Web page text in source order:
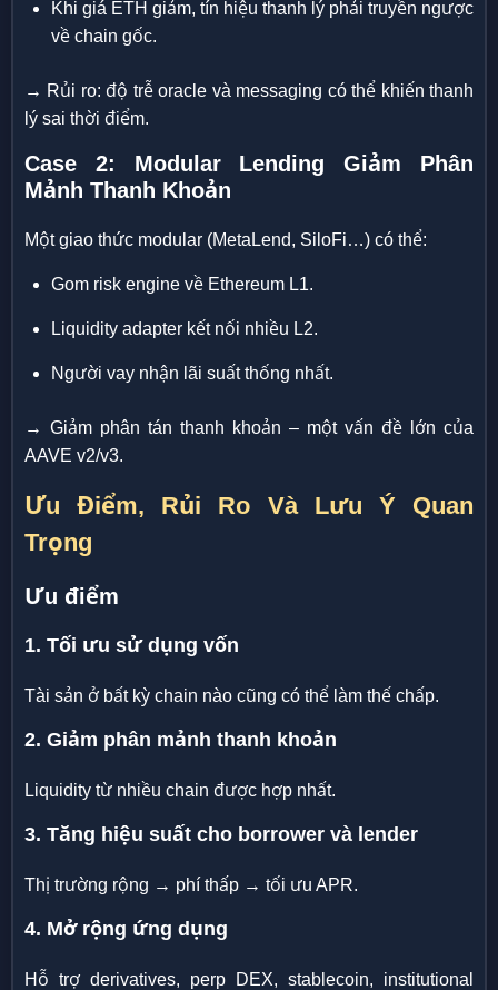
Khi giá ETH giảm, tín hiệu thanh lý phải truyền ngược
về chain gốc.
→ Rủi ro: độ trễ oracle và messaging có thể khiến thanh
lý sai thời điểm.
Case 2: Modular Lending Giảm Phân
Mảnh Thanh Khoản
Một giao thức modular (MetaLend, SiloFi…) có thể:
Gom risk engine về Ethereum L1.
Liquidity adapter kết nối nhiều L2.
Người vay nhận lãi suất thống nhất.
→ Giảm phân tán thanh khoản – một vấn đề lớn của
AAVE v2/v3.
Ưu Điểm, Rủi Ro Và Lưu Ý Quan
Trọng
Ưu điểm
1. Tối ưu sử dụng vốn
Tài sản ở bất kỳ chain nào cũng có thể làm thế chấp.
2. Giảm phân mảnh thanh khoản
Liquidity từ nhiều chain được hợp nhất.
3. Tăng hiệu suất cho borrower và lender
Thị trường rộng → phí thấp → tối ưu APR.
4. Mở rộng ứng dụng
Hỗ trợ derivatives, perp DEX, stablecoin, institutional